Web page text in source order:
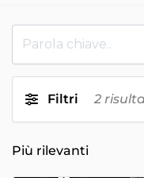
Filtri 2